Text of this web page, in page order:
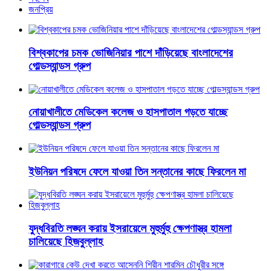
জনপ্রিয়
বিশ্বকাপের চমক ভোজিনিয়ার পাশে দাঁড়িয়েছে বাংলাদেশের
গোল্ডস্যান্ডস গ্রুপ
নোয়াখালীতে মেডিকেল কলেজ ও হাসপাতাল গড়তে যাচ্ছে
গোল্ডস্যান্ডস গ্রুপ
ইউনিয়ন পরিষদে ফেলে যাওয়া তিন সন্তানের কাছে ফিরলেন মা
যুদ্ধবিরতি লঙ্ঘন করায় ইসরায়েলে মুহুর্মুহু ক্ষেপণাস্ত্র হামলা
চালিয়েছে হিজবুল্লাহ